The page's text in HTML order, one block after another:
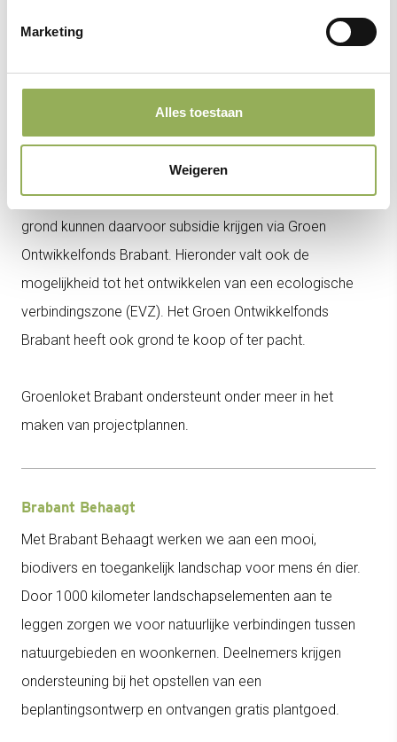
Marketing
Alles toestaan
Weigeren
Groen Ontwikkelfonds Brabant
Agrariërs die nieuwe natuur willen ontwikkelen op hun
grond kunnen daarvoor subsidie krijgen via Groen
Ontwikkelfonds Brabant. Hieronder valt ook de
mogelijkheid tot het ontwikkelen van een ecologische
verbindingszone (EVZ). Het Groen Ontwikkelfonds
Brabant heeft ook grond te koop of ter pacht.
Groenloket Brabant ondersteunt onder meer in het
maken van projectplannen.
Brabant Behaagt
Met Brabant Behaagt werken we aan een mooi,
biodivers en toegankelijk landschap voor mens én dier.
Door 1000 kilometer landschapselementen aan te
leggen zorgen we voor natuurlijke verbindingen tussen
natuurgebieden en woonkernen. Deelnemers krijgen
ondersteuning bij het opstellen van een
beplantingsontwerp en ontvangen gratis plantgoed.